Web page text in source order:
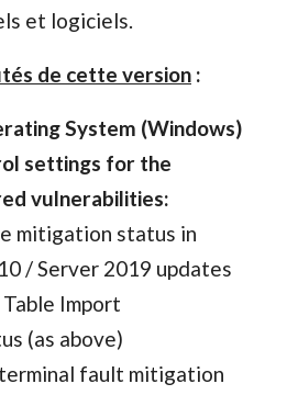
et logiciels.
de cette version :
System (Windows)
settings for the
vulnerabilities:
mitigation status in
/ Server 2019 updates
Import
(as above)
fault mitigation